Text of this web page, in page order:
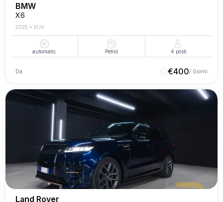
BMW
X6
2025 • SUV
automatic Petrol 4 posti
Da €400/ Giorni
Land Rover